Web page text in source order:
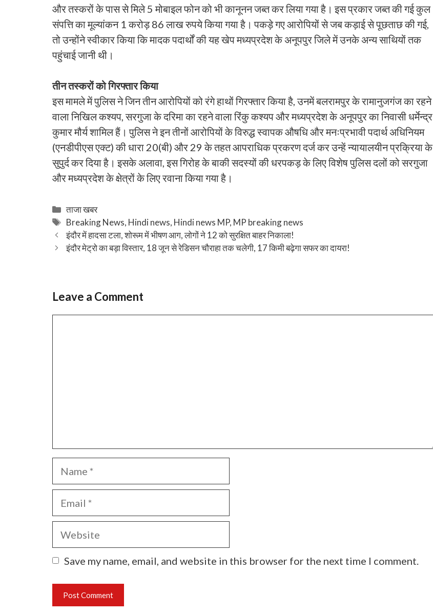
और तस्करों के पास से मिले 5 मोबाइल फोन को भी कानूनन जब्त कर लिया गया है। इस प्रकार जब्त की गई कुल
संपत्ति का मूल्यांकन 1 करोड़ 86 लाख रुपये किया गया है। पकड़े गए आरोपियों से जब कड़ाई से पूछताछ की गई,
तो उन्होंने स्वीकार किया कि मादक पदार्थों की यह खेप मध्यप्रदेश के अनूपपुर जिले में उनके अन्य साथियों तक
पहुंचाई जानी थी।
तीन तस्करों को गिरफ्तार किया
इस मामले में पुलिस ने जिन तीन आरोपियों को रंगे हाथों गिरफ्तार किया है, उनमें बलरामपुर के रामानुजगंज का रहने
वाला निखिल कश्यप, सरगुजा के दरिमा का रहने वाला रिंकु कश्यप और मध्यप्रदेश के अनूपपुर का निवासी धर्मेन्द्र
कुमार मौर्य शामिल हैं। पुलिस ने इन तीनों आरोपियों के विरुद्ध स्वापक औषधि और मनःप्रभावी पदार्थ अधिनियम
(एनडीपीएस एक्ट) की धारा 20(बी) और 29 के तहत आपराधिक प्रकरण दर्ज कर उन्हें न्यायालयीन प्रक्रिया के
सुपुर्द कर दिया है। इसके अलावा, इस गिरोह के बाकी सदस्यों की धरपकड़ के लिए विशेष पुलिस दलों को सरगुजा
और मध्यप्रदेश के क्षेत्रों के लिए रवाना किया गया है।
Categories
ताजा खबर
Tags
Breaking News, Hindi news, Hindi news MP, MP breaking news
इंदौर में हादसा टला, शोरूम में भीषण आग, लोगों ने 12 को सुरक्षित बाहर निकाला!
इंदौर मेट्रो का बड़ा विस्तार, 18 जून से रेडिसन चौराहा तक चलेगी, 17 किमी बढ़ेगा सफर का दायरा!
Leave a Comment
Save my name, email, and website in this browser for the next time I comment.